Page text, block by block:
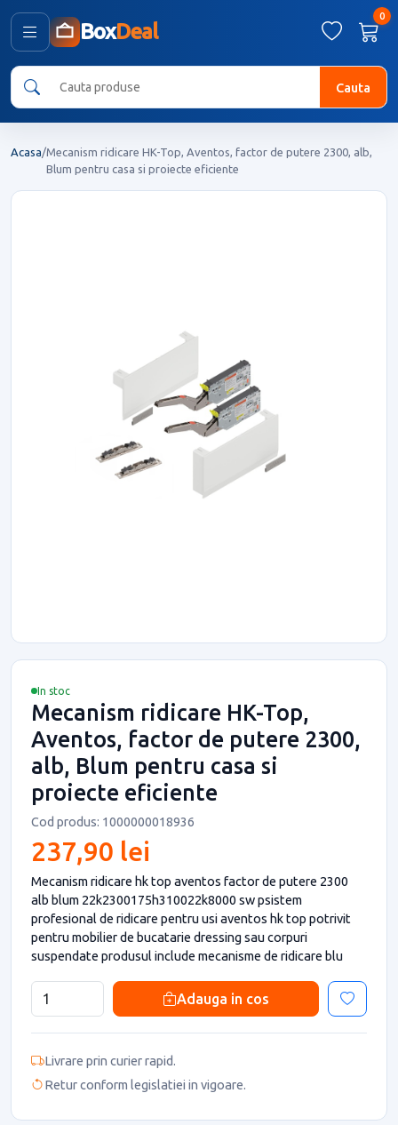
BoxDeal
0
Cauta
Acasa/Mecanism ridicare HK-Top, Aventos, factor de putere 2300, alb,
Blum pentru casa si proiecte eficiente
In stoc
Mecanism ridicare HK-Top,
Aventos, factor de putere 2300,
alb, Blum pentru casa si
proiecte eficiente
Cod produs: 1000000018936
237,90 lei
Mecanism ridicare hk top aventos factor de putere 2300
alb blum 22k2300175h310022k8000 sw psistem
profesional de ridicare pentru usi aventos hk top potrivit
pentru mobilier de bucatarie dressing sau corpuri
suspendate produsul include mecanisme de ridicare blu
Adauga in cos
Livrare prin curier rapid.
Retur conform legislatiei in vigoare.